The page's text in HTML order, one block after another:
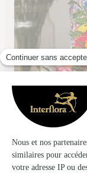
Tout Un Art
Cognac
Voir la boutique